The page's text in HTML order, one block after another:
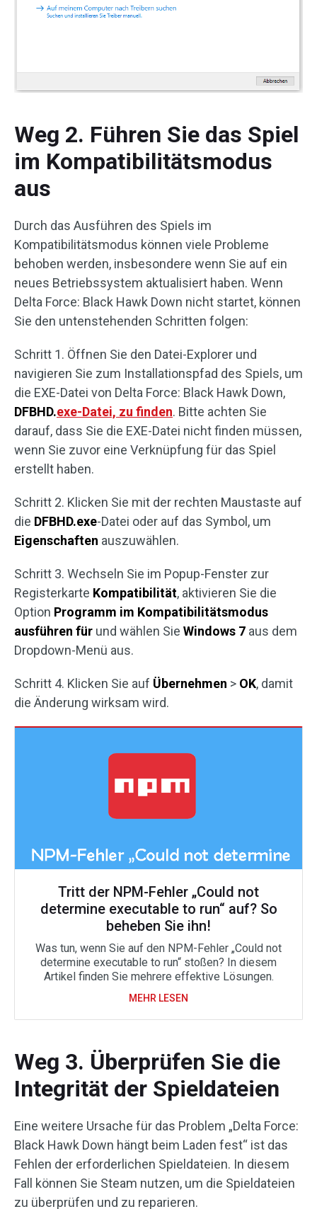
Weg 2. Führen Sie das Spiel
im Kompatibilitätsmodus
aus
Durch das Ausführen des Spiels im
Kompatibilitätsmodus können viele Probleme
behoben werden, insbesondere wenn Sie auf ein
neues Betriebssystem aktualisiert haben. Wenn
Delta Force: Black Hawk Down nicht startet, können
Sie den untenstehenden Schritten folgen:
Schritt 1. Öffnen Sie den Datei-Explorer und
navigieren Sie zum Installationspfad des Spiels, um
die EXE-Datei von Delta Force: Black Hawk Down,
DFBHD.exe-Datei, zu finden. Bitte achten Sie
darauf, dass Sie die EXE-Datei nicht finden müssen,
wenn Sie zuvor eine Verknüpfung für das Spiel
erstellt haben.
Schritt 2. Klicken Sie mit der rechten Maustaste auf
die DFBHD.exe-Datei oder auf das Symbol, um
Eigenschaften auszuwählen.
Schritt 3. Wechseln Sie im Popup-Fenster zur
Registerkarte Kompatibilität, aktivieren Sie die
Option Programm im Kompatibilitätsmodus
ausführen für und wählen Sie Windows 7 aus dem
Dropdown-Menü aus.
Schritt 4. Klicken Sie auf Übernehmen > OK, damit
die Änderung wirksam wird.
Tritt der NPM-Fehler „Could not
determine executable to run“ auf? So
beheben Sie ihn!
Was tun, wenn Sie auf den NPM-Fehler „Could not
determine executable to run“ stoßen? In diesem
Artikel finden Sie mehrere effektive Lösungen.
MEHR LESEN
Weg 3. Überprüfen Sie die
Integrität der Spieldateien
Eine weitere Ursache für das Problem „Delta Force:
Black Hawk Down hängt beim Laden fest“ ist das
Fehlen der erforderlichen Spieldateien. In diesem
Fall können Sie Steam nutzen, um die Spieldateien
zu überprüfen und zu reparieren.